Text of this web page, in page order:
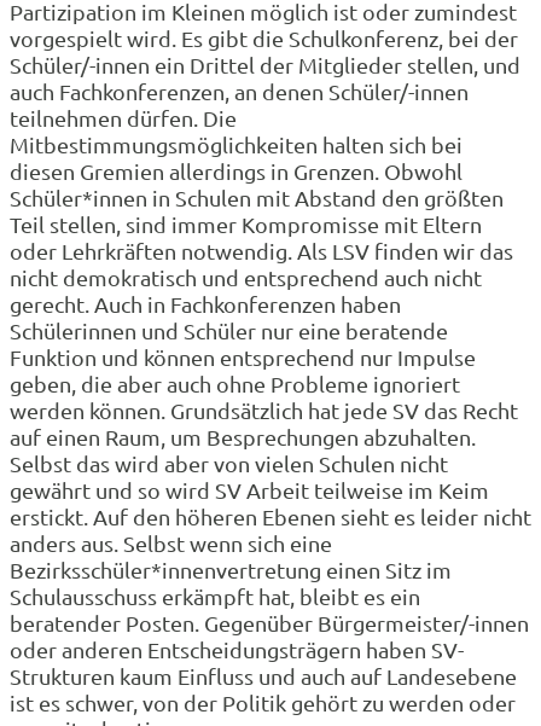
Partizipation im Kleinen möglich ist oder zumindest
vorgespielt wird. Es gibt die Schulkonferenz, bei der
Schüler/-innen ein Drittel der Mitglieder stellen, und
auch Fachkonferenzen, an denen Schüler/-innen
teilnehmen dürfen. Die
Mitbestimmungsmöglichkeiten halten sich bei
diesen Gremien allerdings in Grenzen. Obwohl
Schüler*innen in Schulen mit Abstand den größten
Teil stellen, sind immer Kompromisse mit Eltern
oder Lehrkräften notwendig. Als LSV finden wir das
nicht demokratisch und entsprechend auch nicht
gerecht. Auch in Fachkonferenzen haben
Schülerinnen und Schüler nur eine beratende
Funktion und können entsprechend nur Impulse
geben, die aber auch ohne Probleme ignoriert
werden können. Grundsätzlich hat jede SV das Recht
auf einen Raum, um Besprechungen abzuhalten.
Selbst das wird aber von vielen Schulen nicht
gewährt und so wird SV Arbeit teilweise im Keim
erstickt. Auf den höheren Ebenen sieht es leider nicht
anders aus. Selbst wenn sich eine
Bezirksschüler*innenvertretung einen Sitz im
Schulausschuss erkämpft hat, bleibt es ein
beratender Posten. Gegenüber Bürgermeister/-innen
oder anderen Entscheidungsträgern haben SV-
Strukturen kaum Einfluss und auch auf Landesebene
ist es schwer, von der Politik gehört zu werden oder